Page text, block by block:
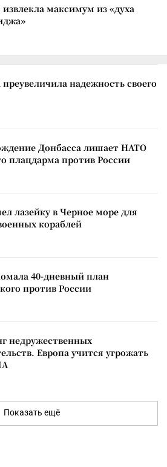
извлекла максимум из «духа
преувеличила надежность своего
Донбасса лишает НАТО
плацдарма против России
лазейку в Черное море для
кораблей
40-дневный план
против России
недружественных
Европа учится угрожать
Показать ещё